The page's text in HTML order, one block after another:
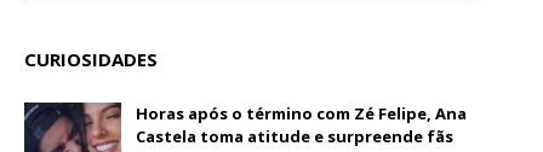
CURIOSIDADES
Horas após o término com Zé Felipe, Ana
Castela toma atitude e surpreende fãs